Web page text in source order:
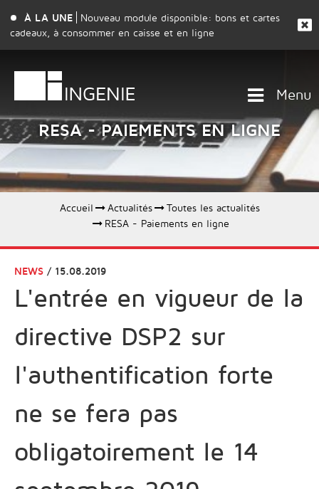
À LA UNE
Nouveau module disponible: bons et cartes
cadeaux, à consommer en caisse et en ligne
Menu
Accueil Actualités
Toutes les actualités
RESA - Paiements en ligne
RESA - PAIEMENTS EN LIGNE
NEWS / 15.08.2019
L'entrée en vigueur de la
directive DSP2 sur
l'authentification forte
ne se fera pas
obligatoirement le 14